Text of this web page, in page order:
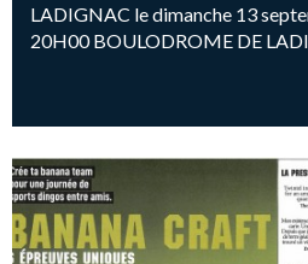
LADIGNAC le dimanche 13
20H00 BOULODROME DE